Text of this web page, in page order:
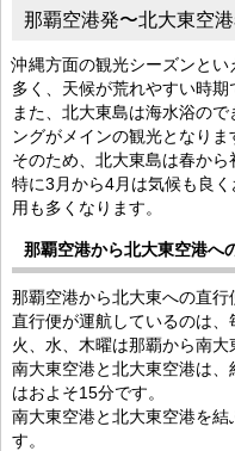
那覇空港発〜北大東空
沖縄方面の観光シーズンと
多く、天候が荒れやすい時期
また、北大東島は海水浴の
ングがメインの観光となりま
そのため、北大東島は春から
特に3月から4月は気候も良
用も多くなります。
那覇空港から北大東空港へ
那覇空港から北大東への直行
直行便が運航しているのは、
火、水、木曜は那覇から南大
南大東空港と北大東空港は
はおよそ15分です。
南大東空港と北大東空港を
す。